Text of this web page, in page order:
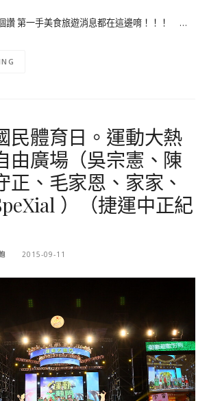
讚 第一手美食旅遊消息都在這邊唷！！！ …
民體育日。運動大熱
由廣場（吳宗憲、陳
正、毛家恩、家家、
）（捷運中正紀
2015-09-11